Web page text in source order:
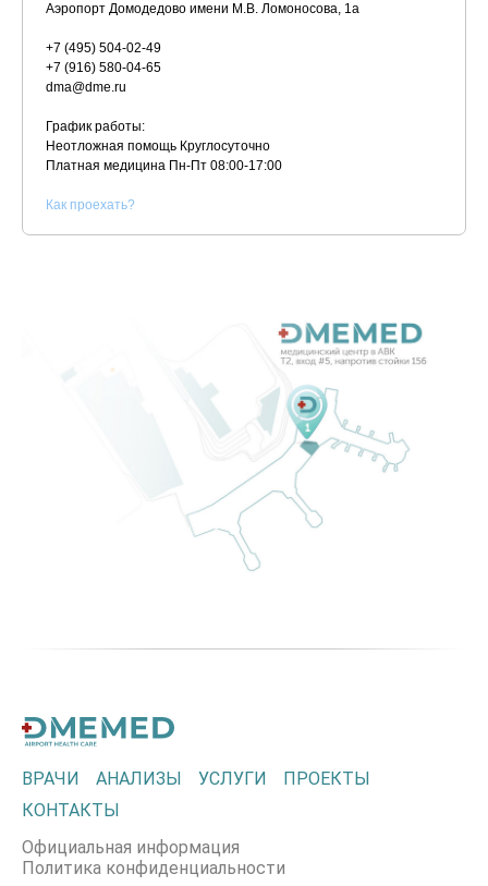
Аэропорт Домодедово имени М.В. Ломоносова, 1а
+7 (495) 504-02-49
+7 (916) 580-04-65
dma@dme.ru
График работы:
Неотложная помощь Круглосуточно
Платная медицина Пн-Пт 08:00-17:00
Как проехать?
ВРАЧИ АНАЛИЗЫ УСЛУГИ
ПРОЕКТЫ
КОНТАКТЫ
Официальная информация
Политика конфиденциальности